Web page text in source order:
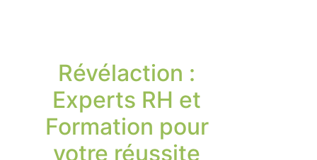
Révélaction :
Experts RH et
Formation pour
votre réussite